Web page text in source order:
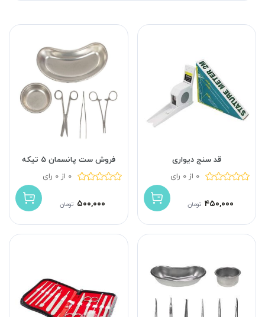
قد سنج دیواری
0 از 0 رای
۴۵۰,۰۰۰ تومان
فروش ست پانسمان 5 تیکه
0 از 0 رای
۵۰۰,۰۰۰ تومان